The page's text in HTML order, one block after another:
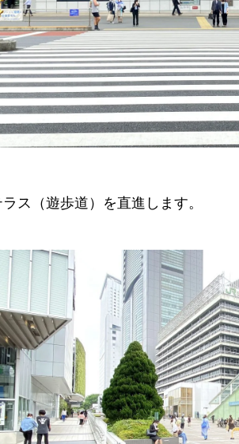
ス（遊歩道）を直進します。